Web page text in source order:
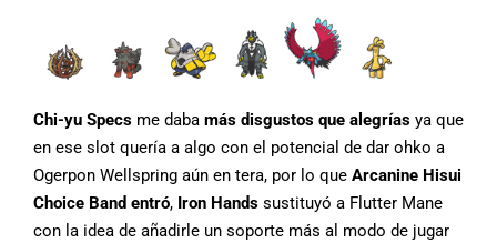
Chi-yu Specs me daba más disgustos que alegrías ya que
en ese slot quería a algo con el potencial de dar ohko a
Ogerpon Wellspring aún en tera, por lo que Arcanine Hisui
Choice Band entró, Iron Hands sustituyó a Flutter Mane
con la idea de añadirle un soporte más al modo de jugar